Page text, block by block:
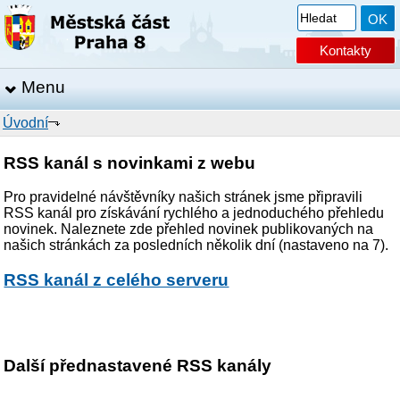
Kontakty
Menu
Úvodní
RSS kanál s novinkami z webu
Pro pravidelné návštěvníky našich stránek jsme připravili
RSS kanál pro získávání rychlého a jednoduchého přehledu
novinek. Naleznete zde přehled novinek publikovaných na
našich stránkách za posledních několik dní (nastaveno na 7).
RSS kanál z celého serveru
Další přednastavené RSS kanály